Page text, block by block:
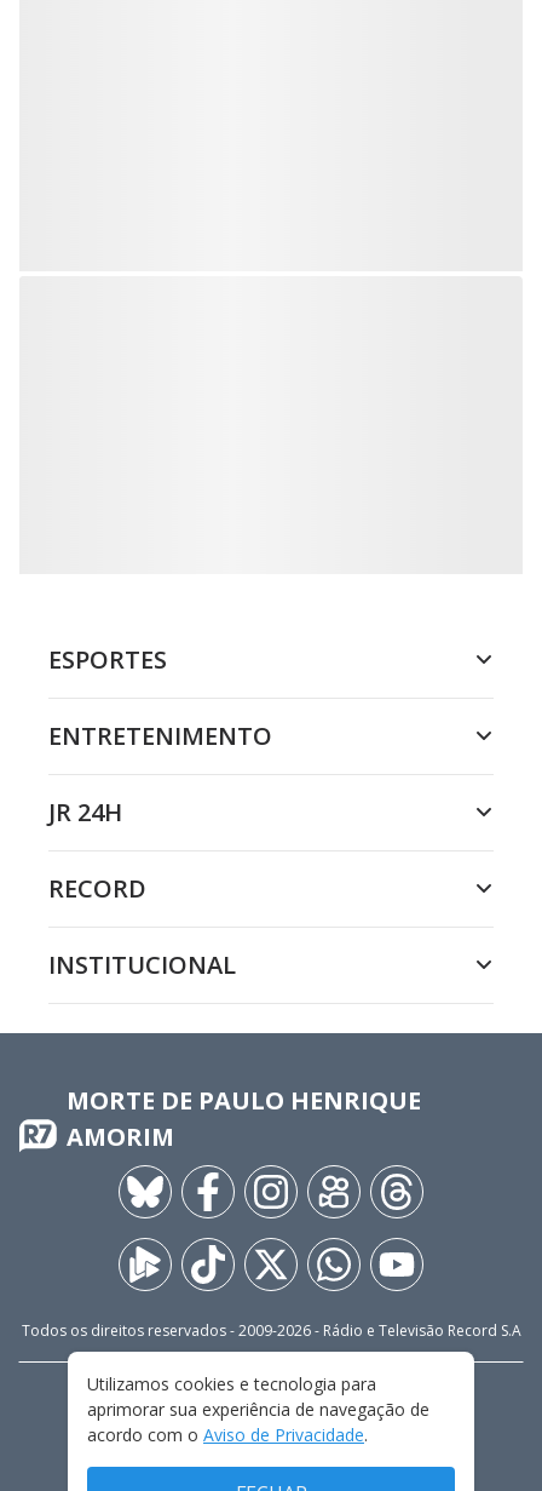
ESPORTES
ENTRETENIMENTO
JR 24H
RECORD
INSTITUCIONAL
MORTE DE PAULO HENRIQUE
AMORIM
Todos os direitos reservados - 2009-2026- Rádio e Televisão Record S.A
FALE CONOSCO
PRIVACIDADE
TERMOS E CONDIÇÕES DE USO
Utilizamos cookies e tecnologia para
aprimorar sua experiência de navegação de
acordo com o Aviso de Privacidade.